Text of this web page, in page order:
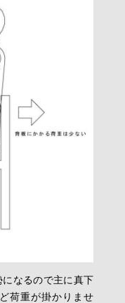
なるので主に真下
荷重が掛かりませ